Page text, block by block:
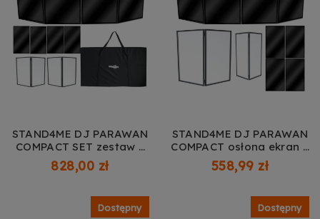
STAND4ME DJ PARAWAN
COMPACT SET zestaw z
pokrowcem + CZARNY
MATERIAŁ osłona 4 szt
828,00 zł
STAND4ME DJ PARAWAN
COMPACT osłona ekran +
materiał czarny osłona
komplet 4 szt.
558,99 zł
Dostępny Dostępny